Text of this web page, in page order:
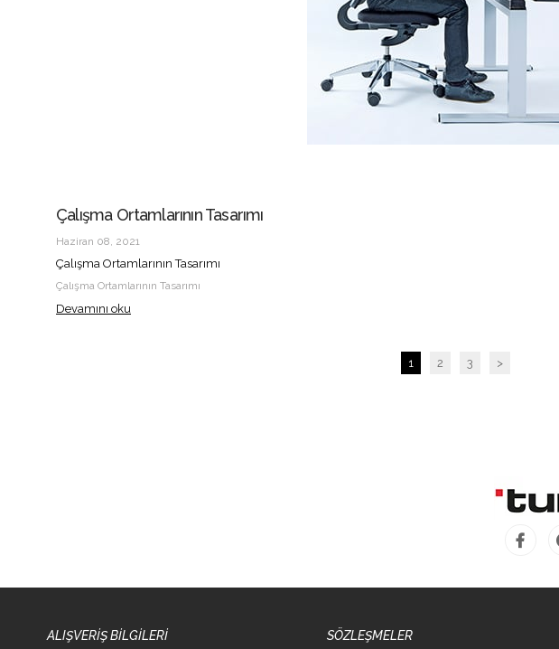
Çalışma Ortamlarının Tasarımı
Haziran 08, 2021
Çalışma Ortamlarının Tasarımı
Çalışma Ortamlarının Tasarımı
Devamını oku
1 2 3 >
ALIŞVERİŞ BİLGİLERİ SÖZLEŞMELER